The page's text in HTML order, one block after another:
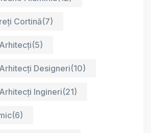
Cortină(7)
(5)
Designeri(10)
Ingineri(21)
(6)